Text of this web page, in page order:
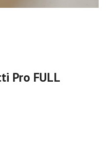
Pro FULL